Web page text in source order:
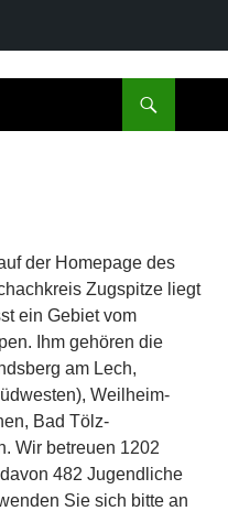
der Homepage des
Zugspitze liegt
ein Gebiet vom
Ihm gehören die
am Lech,
Weilheim-
Bad Tölz-
Wir betreuen 1202
482 Jugendliche
Sie sich bitte an